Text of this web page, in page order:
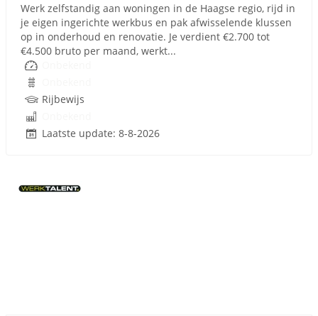
Werk zelfstandig aan woningen in de Haagse regio, rijd in
je eigen ingerichte werkbus en pak afwisselende klussen
op in onderhoud en renovatie. Je verdient €2.700 tot
€4.500 bruto per maand, werkt...
Rijbewijs
Laatste update: 8-8-2026